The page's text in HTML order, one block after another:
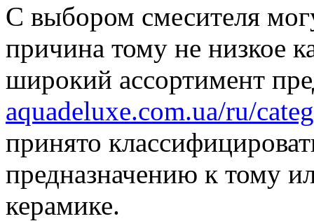
С выбором смесителя
причина тому не низкое
широкий ассортимент
aquadeluxe.com.ua/ru/
принято
предназначению к тому
керамике.